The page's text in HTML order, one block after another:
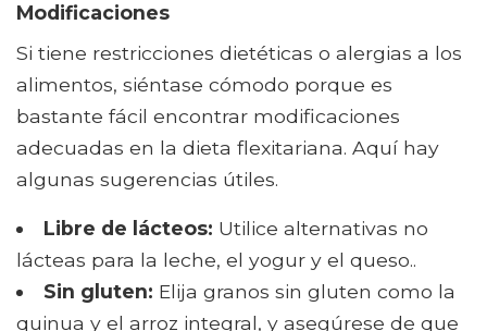
Modificaciones
Si tiene restricciones dietéticas o alergias a los
alimentos, siéntase cómodo porque es
bastante fácil encontrar modificaciones
adecuadas en la dieta flexitariana. Aquí hay
algunas sugerencias útiles.
Libre de lácteos: Utilice alternativas no
lácteas para la leche, el yogur y el queso..
Sin gluten: Elija granos sin gluten como la
quinua y el arroz integral, y asegúrese de que